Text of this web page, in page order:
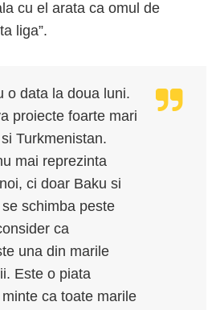
cu el arata ca omul de
liga”.
o data la doua luni.
proiecte foarte mari
Turkmenistan.
mai reprezinta
ci doar Baku si
schimba peste
ca
una din marile
Este o piata
ca toate marile